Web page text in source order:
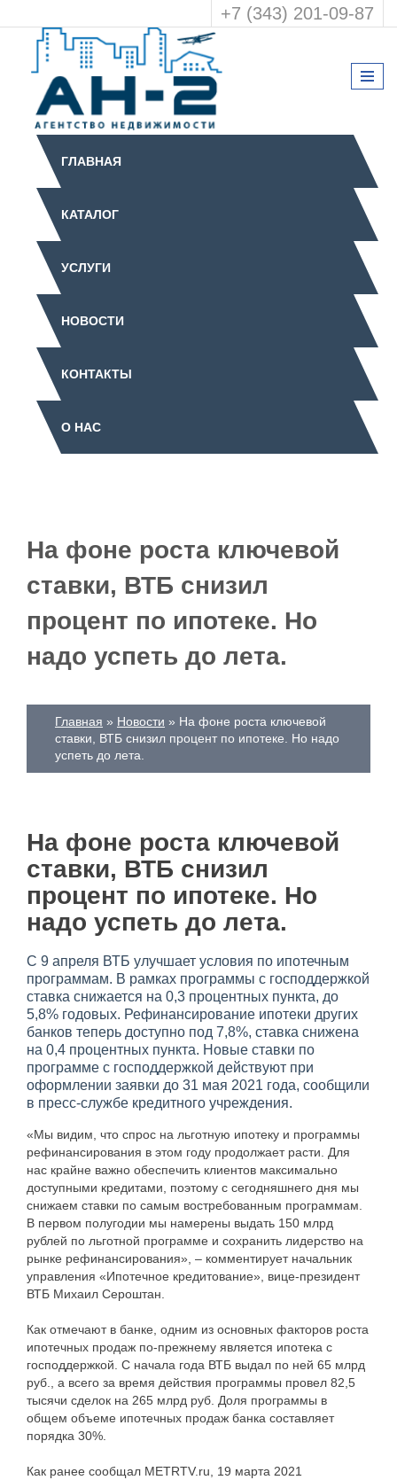
+7 (343) 201-09-87
ГЛАВНАЯ
КАТАЛОГ
УСЛУГИ
НОВОСТИ
КОНТАКТЫ
О НАС
На фоне роста ключевой
ставки, ВТБ снизил
процент по ипотеке. Но
надо успеть до лета.
Главная Новости
На фоне роста ключевой
ставки, ВТБ снизил процент по ипотеке. Но надо
успеть до лета.
На фоне роста ключевой
ставки, ВТБ снизил
процент по ипотеке. Но
надо успеть до лета.
С 9 апреля ВТБ улучшает условия по ипотечным
программам. В рамках программы с господдержкой
ставка снижается на 0,3 процентных пункта, до
5,8% годовых. Рефинансирование ипотеки других
банков теперь доступно под 7,8%, ставка снижена
на 0,4 процентных пункта. Новые ставки по
программе с господдержкой действуют при
оформлении заявки до 31 мая 2021 года, сообщили
в пресс-службе кредитного учреждения.
«Мы видим, что спрос на льготную ипотеку и программы
рефинансирования в этом году продолжает расти. Для
нас крайне важно обеспечить клиентов максимально
доступными кредитами, поэтому с сегодняшнего дня мы
снижаем ставки по самым востребованным программам.
В первом полугодии мы намерены выдать 150 млрд
рублей по льготной программе и сохранить лидерство на
рынке рефинансирования», – комментирует начальник
управления «Ипотечное кредитование», вице-президент
ВТБ Михаил Сероштан.
Как отмечают в банке, одним из основных факторов роста
ипотечных продаж по-прежнему является ипотека с
господдержкой. С начала года ВТБ выдал по ней 65 млрд
руб., а всего за время действия программы провел 82,5
тысячи сделок на 265 млрд руб. Доля программы в
общем объеме ипотечных продаж банка составляет
порядка 30%.
Как ранее сообщал METRTV.ru, 19 марта 2021